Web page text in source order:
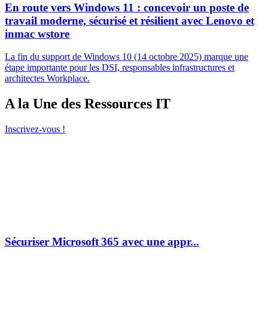
En route vers Windows 11 : concevoir un poste de
travail moderne, sécurisé et résilient avec Lenovo et
inmac wstore
La fin du support de Windows 10 (14 octobre 2025) marque une
étape importante pour les DSI, responsables infrastructures et
architectes Workplace.
A la Une des Ressources IT
Inscrivez-vous !
Sécuriser Microsoft 365 avec une appr...